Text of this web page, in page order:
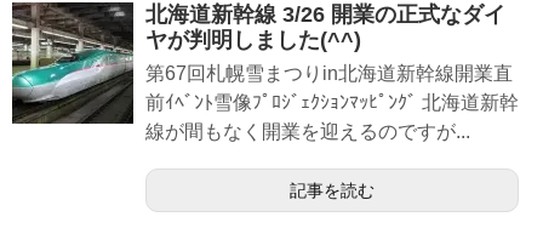
北海道新幹線 3/26 開業の正式なダイ
ヤが判明しました(^^)
第67回札幌雪まつりin北海道新幹線開業直
前ｲﾍﾞﾝﾄ雪像ﾌﾟﾛｼﾞｪｸｼｮﾝﾏｯﾋﾟﾝｸﾞ 北海道新幹
線が間もなく開業を迎えるのですが...
記事を読む